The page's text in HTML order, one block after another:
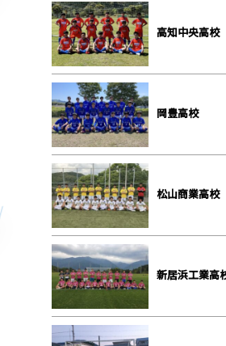
高知中央高校
岡豊高校
松山商業高校
新居浜工業高